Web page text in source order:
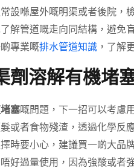
設喺屋外嘅明渠或者後院，
解管道嘅走向同結構，避免
專業嘅排水管道知識，了解
劑溶解有機堵
塞嘅問題，下一招可以考慮
或者食物殘渣，透過化學反
時要小心，建議買一啲大品
好過量使用，因為強酸或者